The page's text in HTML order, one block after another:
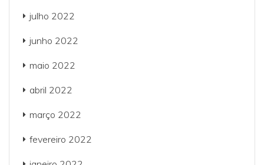
julho 2022
junho 2022
maio 2022
abril 2022
março 2022
fevereiro 2022